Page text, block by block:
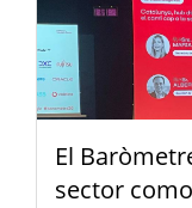
El
sector